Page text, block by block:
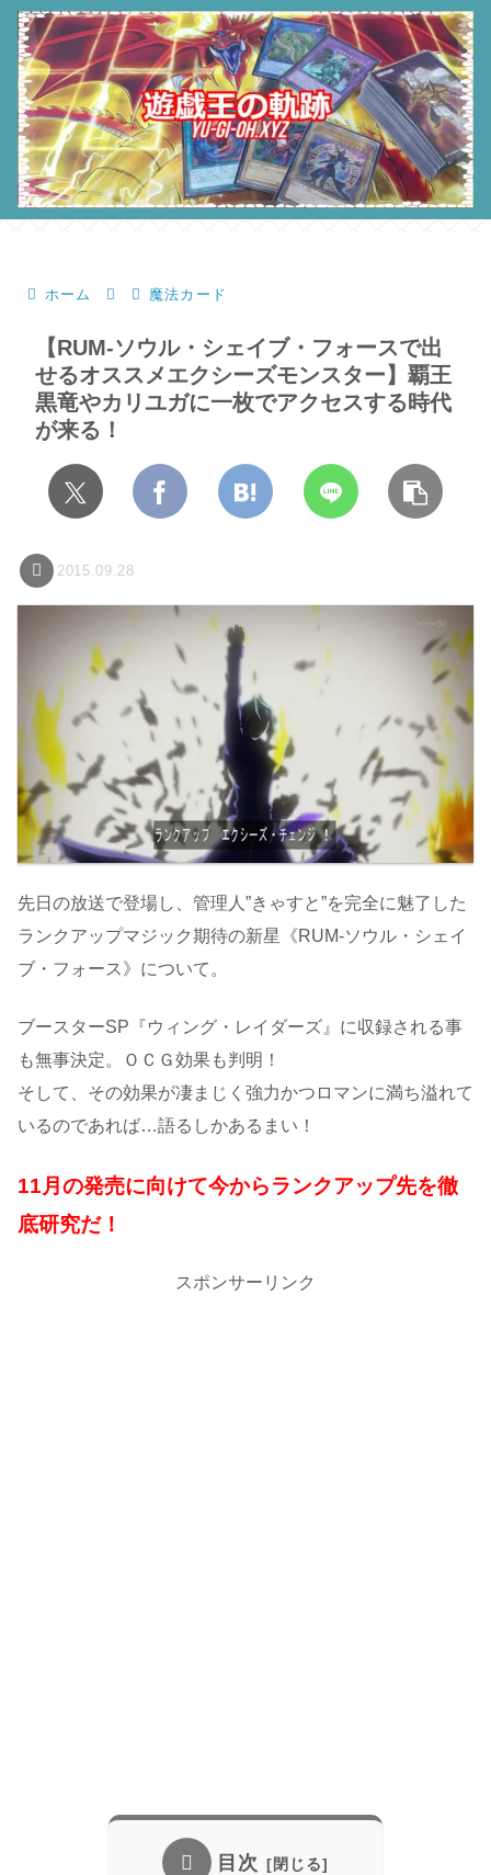
ホーム 魔法カード
【RUM-ソウル・シェイブ・フォースで出
せるオススメエクシーズモンスター】覇王
黒竜やカリユガに一枚でアクセスする時代
が来る！
2015.09.28
先日の放送で登場し、管理人”きゃすと”を完全に魅了した
ランクアップマジック期待の新星《RUM-ソウル・シェイ
ブ・フォース》について。
ブースターSP『ウィング・レイダーズ』に収録される事
も無事決定。ＯＣＧ効果も判明！
そして、その効果が凄まじく強力かつロマンに満ち溢れて
いるのであれば…語るしかあるまい！
11月の発売に向けて今からランクアップ先を徹
底研究だ！
スポンサーリンク
目次